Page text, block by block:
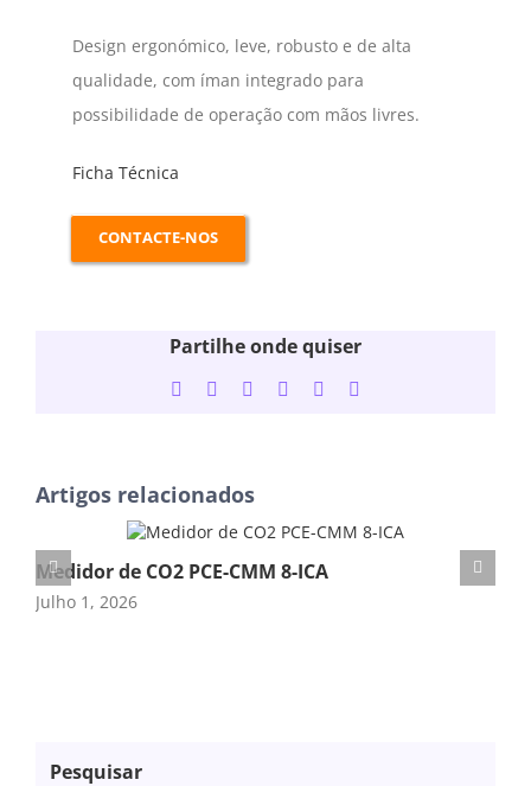
Design ergonómico, leve, robusto e de alta
qualidade, com íman integrado para
possibilidade de operação com mãos livres.
Ficha Técnica
CONTACTE-NOS
Partilhe onde quiser
Facebook
TwitterLinkedInWhatsApp
Tumblr
Artigos relacionados
Medidor de CO2 PCE-CMM 8-ICA
Julho 1, 2026
Pesquisar